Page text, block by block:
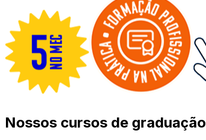
Nossos cursos de graduação